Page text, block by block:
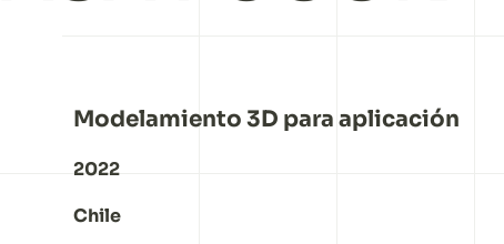
Modelamiento 3D para aplicación
2022
Chile